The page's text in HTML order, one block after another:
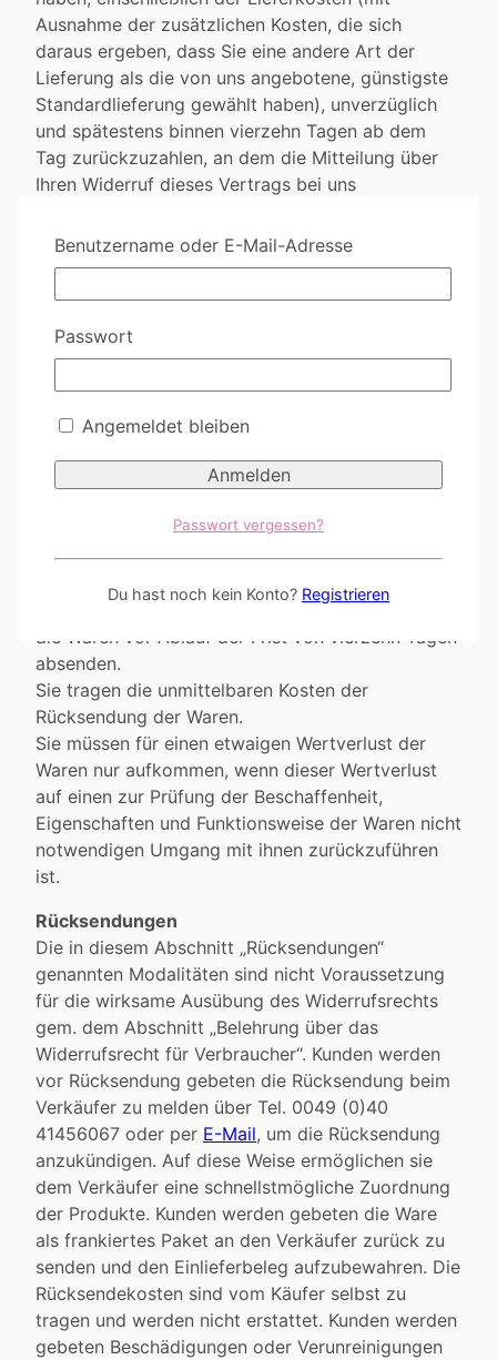
Ausnahme der zusätzlichen Kosten, die sich
daraus ergeben, dass Sie eine andere Art der
Lieferung als die von uns angebotene, günstigste
Standardlieferung gewählt haben), unverzüglich
und spätestens binnen vierzehn Tagen ab dem
Tag zurückzuzahlen, an dem die Mitteilung über
Ihren Widerruf dieses Vertrags bei uns
verwenden wir dasselbe Zahlungsmittel, das Sie
bei der ursprünglichen Transaktion eingesetzt
Ihnen wegen dieser Rückzahlung Entgelte
verweigern, bis wir die Waren wieder
zurückerhalten haben oder bis Sie den Nachweis
haben, je nachdem, welches der frühere Zeitpunkt
Fall spätestens binnen vierzehn Tagen ab dem
Tag, an dem Sie uns über den Widerruf dieses
Vertrags unterrichten, an uns zurückzusenden
oder zu übergeben. Die Frist ist gewahrt, wenn Sie
die Waren vor Ablauf der Frist von vierzehn Tagen
absenden.
Sie tragen die unmittelbaren Kosten der
Rücksendung der Waren.
Sie müssen für einen etwaigen Wertverlust der
Waren nur aufkommen, wenn dieser Wertverlust
auf einen zur Prüfung der Beschaffenheit,
Eigenschaften und Funktionsweise der Waren nicht
notwendigen Umgang mit ihnen zurückzuführen
ist.
Rücksendungen
Die in diesem Abschnitt „Rücksendungen“
genannten Modalitäten sind nicht Voraussetzung
für die wirksame Ausübung des Widerrufsrechts
gem. dem Abschnitt „Belehrung über das
Widerrufsrecht für Verbraucher“. Kunden werden
vor Rücksendung gebeten die Rücksendung beim
Verkäufer zu melden über Tel. 0049 (0)40
41456067 oder per E-Mail, um die Rücksendung
anzukündigen. Auf diese Weise ermöglichen sie
dem Verkäufer eine schnellstmögliche Zuordnung
der Produkte. Kunden werden gebeten die Ware
als frankiertes Paket an den Verkäufer zurück zu
senden und den Einlieferbeleg aufzubewahren. Die
Rücksendekosten sind vom Käufer selbst zu
tragen und werden nicht erstattet. Kunden werden
gebeten Beschädigungen oder Verunreinigungen
Benutzername oder E-Mail-Adresse
Passwort
Angemeldet bleiben
Passwort vergessen?
Du hast noch kein Konto? Registrieren